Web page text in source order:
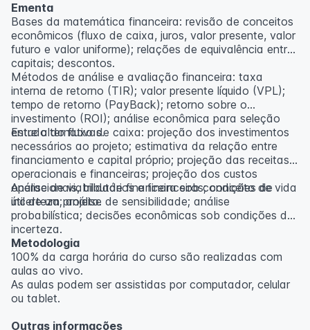
Ementa
Bases da matemática financeira: revisão de conceitos
econômicos (fluxo de caixa, juros, valor presente, valor
futuro e valor uniforme); relações de equivalência entre
capitais; descontos.
Métodos de análise e avaliação financeira: taxa
interna de retorno (TIR); valor presente líquido (VPL);
tempo de retorno (PayBack); retorno sobre o
investimento (ROI); análise econômica para seleção
entre alternativas.
Estudo do fluxo de caixa: projeção dos investimentos
necessários ao projeto; estimativa da relação entre
financiamento e capital próprio; projeção das receitas
operacionais e financeiras; projeção dos custos
operacionais, tributários e financeiros; conceito de vida
útil de um projeto.
Análise de viabilidade financeira sob condições de
incerteza; análise de sensibilidade; análise
probabilística; decisões econômicas sob condições de
incerteza.
Metodologia
100% da carga horária do curso são realizadas com
aulas ao vivo.
As aulas podem ser assistidas por computador, celular
ou tablet.
Outras informações